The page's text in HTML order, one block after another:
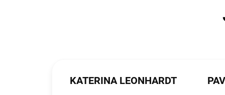
KATERINA LEONHARDT